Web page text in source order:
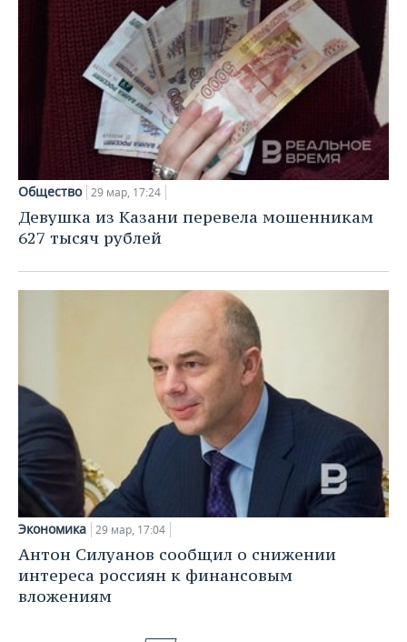
Общество 29 мар, 17:24
Девушка из Казани перевела мошенникам
627 тысяч рублей
Экономика 29 мар, 17:04
Антон Силуанов сообщил о снижении
интереса россиян к финансовым
вложениям